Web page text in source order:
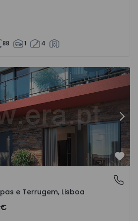
88 1 4
e Terrugem, Lisboa
e Terrugem, Lisboa